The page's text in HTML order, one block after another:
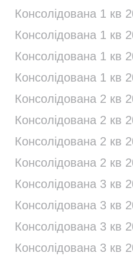
Консолідована 1 кв
Консолідована 1 кв
Консолідована 1 кв
Консолідована 1 кв
Консолідована 2 кв
Консолідована 2 кв
Консолідована 2 кв
Консолідована 2 кв
Консолідована 3 кв
Консолідована 3 кв
Консолідована 3 кв
Консолідована 3 кв